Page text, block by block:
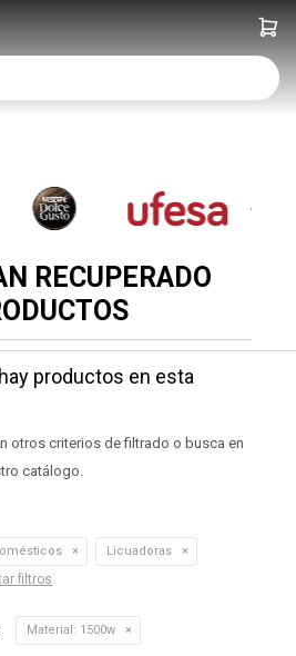
RECUPERADO
productos en esta
otros criterios de filtrado o busca en
catálogo.
Licuadoras
filtros
Material: 1500w